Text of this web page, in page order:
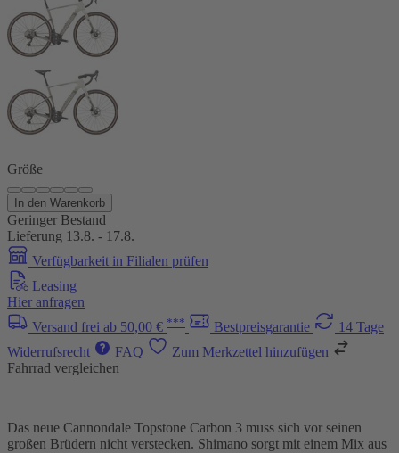
Größe
In den Warenkorb
Geringer Bestand
Lieferung 13.8. - 17.8.
Verfügbarkeit in Filialen prüfen
Leasing
Hier anfragen
Versand frei ab 50,00 € *** Bestpreisgarantie
14 Tage
Widerrufsrecht
FAQ
Zum Merkzettel hinzufügen
Fahrrad vergleichen
Das neue Cannondale Topstone Carbon 3 muss sich vor seinen
großen Brüdern nicht verstecken. Shimano sorgt mit einem Mix aus